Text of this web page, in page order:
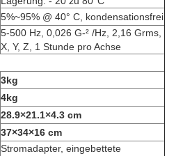
5%~95% @ 40° C, kondensationsfrei
5-500 Hz, 0,026 G-² /Hz, 2,16 Grms,
X, Y, Z, 1 Stunde pro Achse
3kg
4kg
28.9×21.1×4.3 cm
37×34×16 cm
Stromadapter, eingebettete